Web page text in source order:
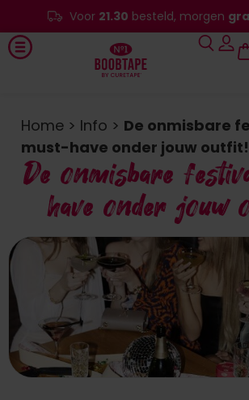
Voor 21.30 besteld, morgen
Home > Info > De onmisbare
must-have onder jouw outfit!
De onmisbare
have onder jouw